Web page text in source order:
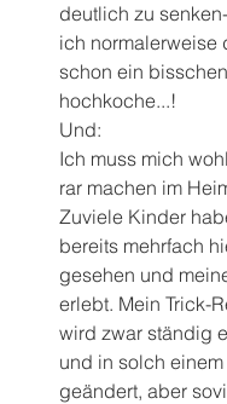
deutlich zu
ich normalerweise
schon ein bisschen
hochkoche...!
Und:
Ich muss mich
rar machen im
Zuviele Kinder
bereits mehrfach
gesehen und
erlebt. Mein Trick-
wird zwar ständig
und in solch einem
geändert, aber